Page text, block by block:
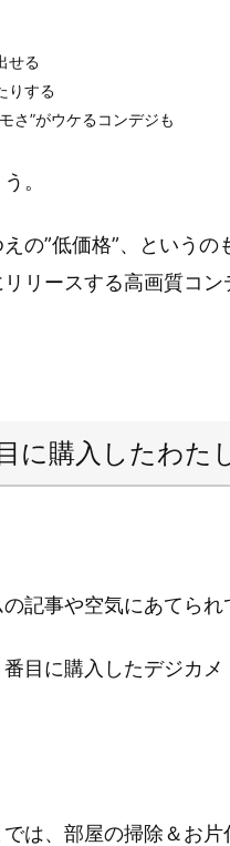
せる
りする
さ”がウケるコンデジも
。
の”低価格”、という
リースする高画質コン
に購入したわた
記事や空気にあてられ
番目に購入したデジカ
は、部屋の掃除＆お